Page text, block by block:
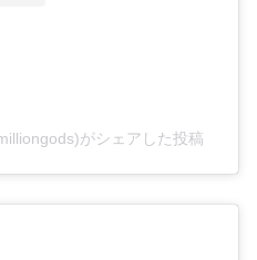
がシェアした投稿